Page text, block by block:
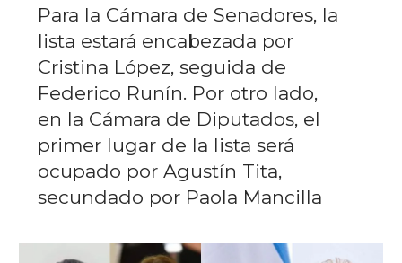
Para la Cámara de Senadores, la
lista estará encabezada por
Cristina López, seguida de
Federico Runín. Por otro lado,
en la Cámara de Diputados, el
primer lugar de la lista será
ocupado por Agustín Tita,
secundado por Paola Mancilla